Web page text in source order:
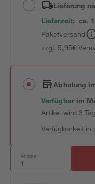
Lieferung
Lieferzeit: ca.
Paketversand
zzgl. 5,95€
Abholung
Verfügbar im
Artikel wird 3
Verfügbarkeit in
Anzahl: